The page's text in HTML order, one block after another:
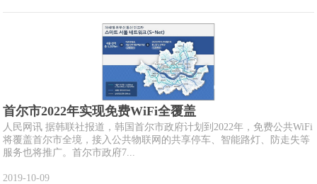
首尔市2022年实现免费WiFi全覆盖
人民网讯 据韩联社报道，韩国首尔市政府计划到2022年，免费公共WiFi
将覆盖首尔市全境，接入公共物联网的共享停车、智能路灯、防走失等
服务也将推广。首尔市政府7...
2019-10-09